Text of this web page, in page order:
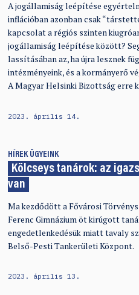
A jogállamiság leépítése
inflációban azonban csak
kapcsolat a régiós szinten
jogállamiság leépítése között?
lassításában az, ha újra lesznek
intézményeink, és a kormányerő
A Magyar Helsinki Bizottság erre
2023. április 14.
HÍREK ÜGYEINK
Kölcseys tanárok: az
van
Ma kezdődött a Fővárosi
Ferenc Gimnázium öt kirúgott
engedetlenkedésük miatt tavaly
Belső-Pesti Tankerületi Központ.
2023. április 13.